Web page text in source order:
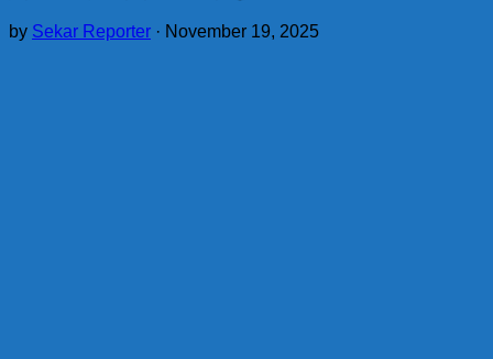
by Sekar Reporter · November 19, 2025